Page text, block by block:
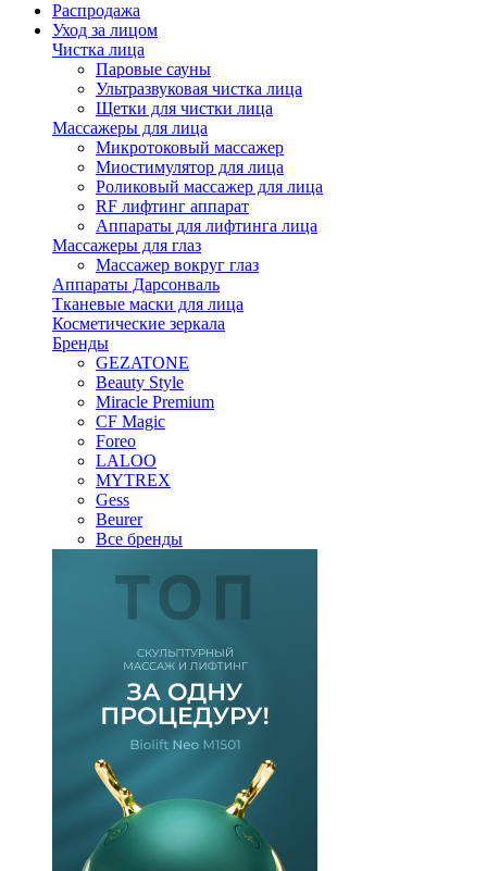
Распродажа
Уход за лицом
Чистка лица
Паровые сауны
Ультразвуковая чистка лица
Щетки для чистки лица
Массажеры для лица
Микротоковый массажер
Миостимулятор для лица
Роликовый массажер для лица
RF лифтинг аппарат
Аппараты для лифтинга лица
Массажеры для глаз
Массажер вокруг глаз
Аппараты Дарсонваль
Тканевые маски для лица
Косметические зеркала
Бренды
GEZATONE
Beauty Style
Miracle Premium
CF Magic
Foreo
LALOO
MYTREX
Gess
Beurer
Все бренды